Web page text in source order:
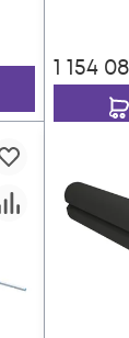
1 154